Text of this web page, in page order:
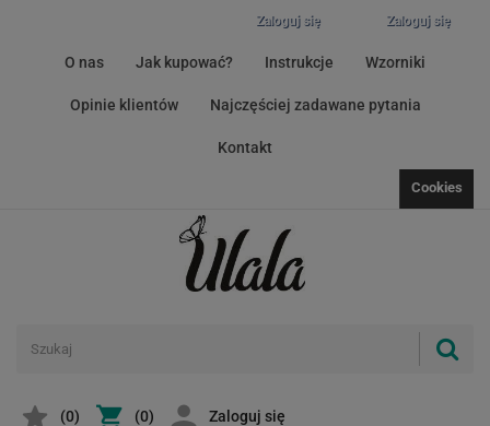
Zaloguj się
Zaloguj się
O nas Jak kupować? Instrukcje Wzorniki
Opinie klientów Najczęściej zadawane pytania
Kontakt
Cookies
(0) (0) Zaloguj się